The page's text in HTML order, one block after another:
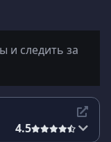
и следить за
4.5